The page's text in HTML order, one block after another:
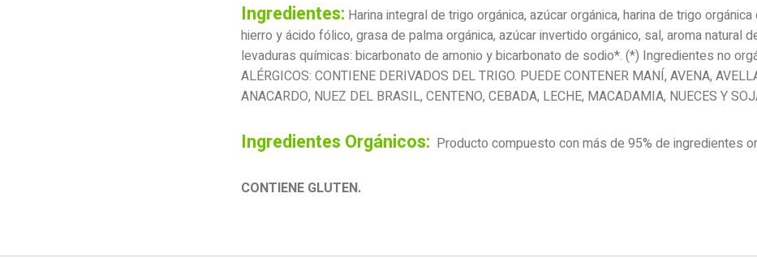
Ingredientes: Harina integral de trigo orgánica, azúcar orgánica, harina de trigo
hierro y ácido fólico, grasa de palma orgánica, azúcar invertido orgánico, sal, aroma natural
levaduras químicas: bicarbonato de amonio y bicarbonato de sodio*. (*) Ingredientes no
ALÉRGICOS: CONTIENE DERIVADOS DEL TRIGO. PUEDE CONTENER MANÍ, AVENA,
ANACARDO, NUEZ DEL BRASIL, CENTENO, CEBADA, LECHE, MACADAMIA, NUECES Y
Ingredientes Orgánicos: Producto compuesto con más de 95% de ingredientes
CONTIENE GLUTEN.